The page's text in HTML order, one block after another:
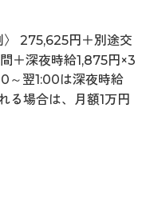
〉 275,625円＋別途交
＋深夜時給1,875円×3
～翌1:00は深夜時給
る場合は、月額1万円